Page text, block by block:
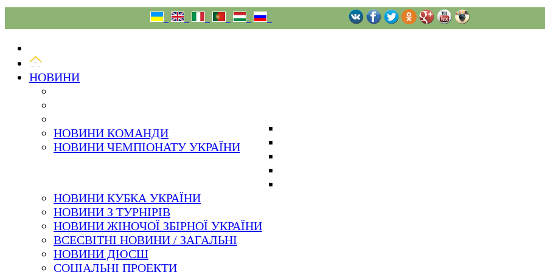
НОВИНИ
НОВИНИ КОМАНДИ
НОВИНИ ЧЕМПІОНАТУ УКРАЇНИ
НОВИНИ КУБКА УКРАЇНИ
НОВИНИ З ТУРНІРІВ
НОВИНИ ЖІНОЧОЇ ЗБІРНОЇ УКРАЇНИ
ВСЕСВІТНІ НОВИНИ / ЗАГАЛЬНІ
НОВИНИ ДЮСШ
СОЦІАЛЬНІ ПРОЕКТИ